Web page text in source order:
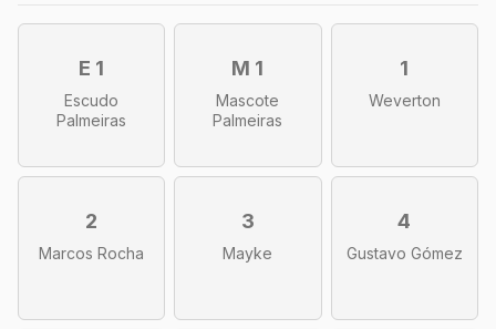
E 1
Escudo
Palmeiras
M 1
Mascote
Palmeiras
1
Weverton
2
Marcos Rocha
3
Mayke
4
Gustavo Gómez